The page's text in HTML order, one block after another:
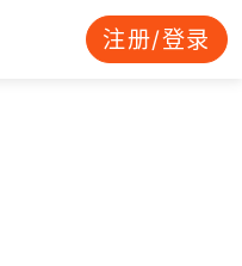
注册/登录